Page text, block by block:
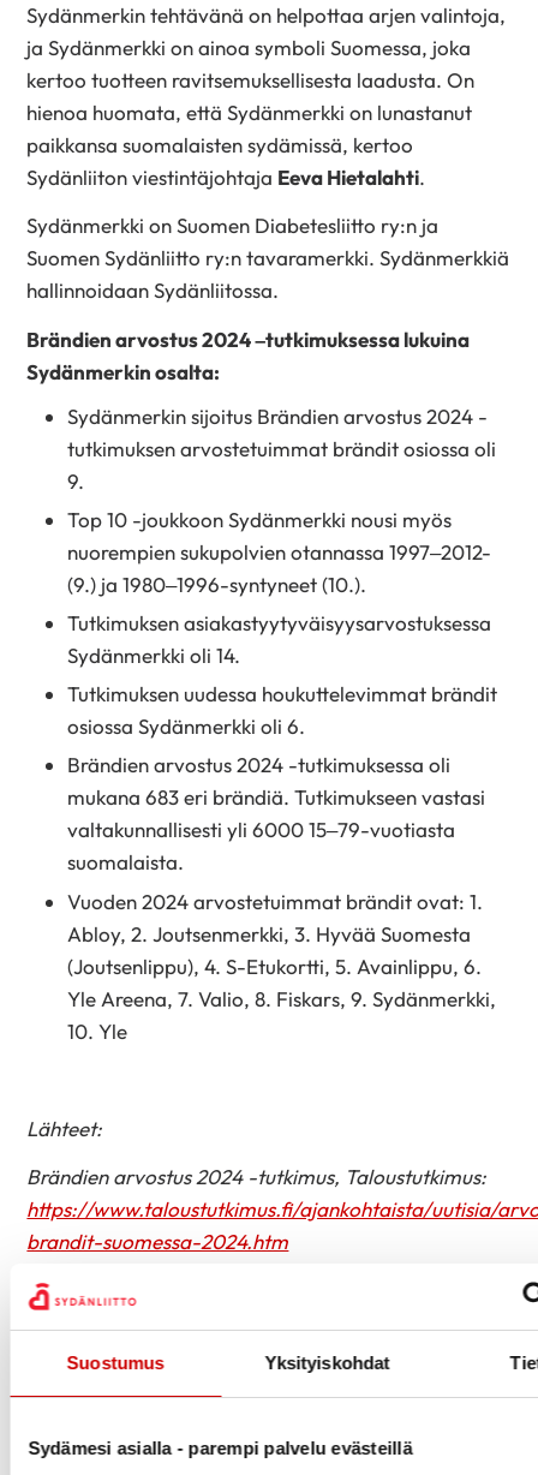
Suostumus Yksityiskohdat
Sydämesi asialla - parempi palvelu evästeillä
Sydänmerkin tehtävänä on helpottaa arjen valintoja,
ja Sydänmerkki on ainoa symboli Suomessa, joka
kertoo tuotteen ravitsemuksellisesta laadusta. On
hienoa huomata, että Sydänmerkki on lunastanut
paikkansa suomalaisten sydämissä, kertoo
Sydänliiton viestintäjohtaja Eeva Hietalahti.
Sydänmerkki on Suomen Diabetesliitto ry:n ja
Suomen Sydänliitto ry:n tavaramerkki. Sydänmerkkiä
hallinnoidaan Sydänliitossa.
Brändien arvostus 2024 –tutkimuksessa lukuina
Sydänmerkin osalta:
Sydänmerkin sijoitus Brändien arvostus 2024 -
tutkimuksen arvostetuimmat brändit osiossa oli
9.
Top 10 -joukkoon Sydänmerkki nousi myös
nuorempien sukupolvien otannassa 1997–2012-
(9.) ja 1980–1996-syntyneet (10.).
Tutkimuksen asiakastyytyväisyysarvostuksessa
Sydänmerkki oli 14.
Tutkimuksen uudessa houkuttelevimmat brändit
osiossa Sydänmerkki oli 6.
Brändien arvostus 2024 -tutkimuksessa oli
mukana 683 eri brändiä. Tutkimukseen vastasi
valtakunnallisesti yli 6000 15–79-vuotiasta
suomalaista.
Vuoden 2024 arvostetuimmat brändit ovat: 1.
Abloy, 2. Joutsenmerkki, 3. Hyvää Suomesta
(Joutsenlippu), 4. S-Etukortti, 5. Avainlippu, 6.
Yle Areena, 7. Valio, 8. Fiskars, 9. Sydänmerkki,
10. Yle
Lähteet:
Brändien arvostus 2024 -tutkimus, Taloustutkimus:
https://www.taloustutkimus.fi/ajankohtaista/uutisia/
brandit-suomessa-2024.htm
Brand Talk 2024, Alma Media:
Lue lisää Sydänmerkistä täältä: